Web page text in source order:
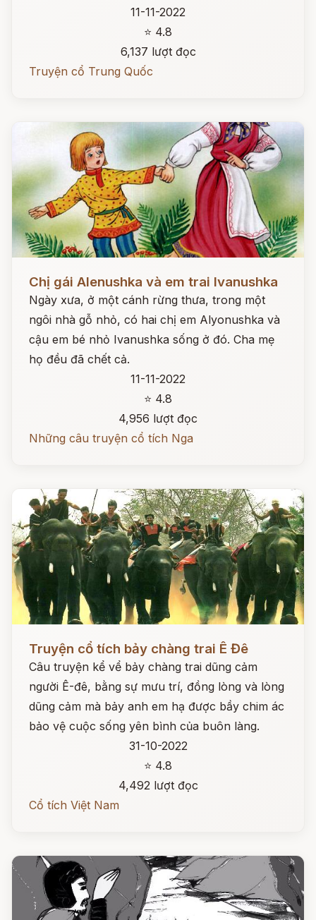
11-11-2022
⭐ 4.8
6,137 lượt đọc
Truyện cổ Trung Quốc
Chị gái Alenushka và em trai Ivanushka
Ngày xưa, ở một cánh rừng thưa, trong một
ngôi nhà gỗ nhỏ, có hai chị em Alyonushka và
cậu em bé nhỏ Ivanushka sống ở đó. Cha mẹ
họ đều đã chết cả.
11-11-2022
⭐ 4.8
4,956 lượt đọc
Những câu truyện cổ tích Nga
Truyện cổ tích bảy chàng trai Ê Đê
Câu truyện kể vể bảy chàng trai dũng cảm
người Ê-đê, bằng sự mưu trí, đồng lòng và lòng
dũng cảm mà bảy anh em hạ được bầy chim ác
bảo vệ cuộc sống yên bình của buôn làng.
31-10-2022
⭐ 4.8
4,492 lượt đọc
Cổ tích Việt Nam